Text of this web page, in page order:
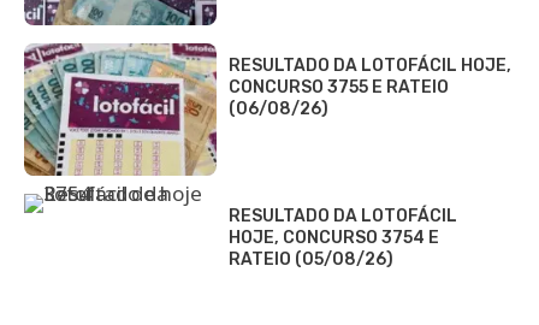
RESULTADO DA LOTOFÁCIL HOJE,
CONCURSO 3755 E RATEIO
(06/08/26)
RESULTADO DA LOTOFÁCIL
HOJE, CONCURSO 3754 E
RATEIO (05/08/26)